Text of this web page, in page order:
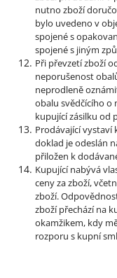
nutno zboží
bylo uvedeno v
spojené s
spojené s jiným
Při převzetí zboží
neporušenost
neprodleně
obalu svědčícího o
kupující zásilku od
Prodávající
doklad je odeslán
přiložen k
Kupující nabývá
ceny za zboží,
zboží.
zboží přechází na
okamžikem, kdy
rozporu s kupní